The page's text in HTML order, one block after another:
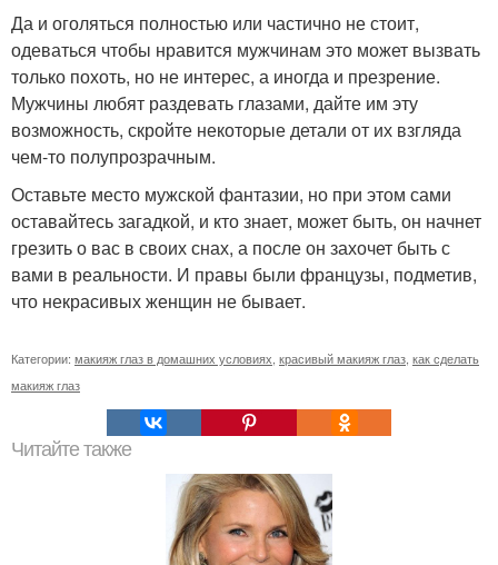
Да и оголяться полностью или частично не стоит,
одеваться чтобы нравится мужчинам это может вызвать
только похоть, но не интерес, а иногда и презрение.
Мужчины любят раздевать глазами, дайте им эту
возможность, скройте некоторые детали от их взгляда
чем-то полупрозрачным.
Оставьте место мужской фантазии, но при этом сами
оставайтесь загадкой, и кто знает, может быть, он начнет
грезить о вас в своих снах, а после он захочет быть с
вами в реальности. И правы были французы, подметив,
что некрасивых женщин не бывает.
Категории: макияж глаз в домашних условиях, красивый макияж глаз, как сделать
макияж глаз
Читайте также